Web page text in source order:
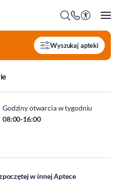
Wyszukaj apteki
Godziny otwarcia w tygodniu
08:00-16:00
w innej Aptece